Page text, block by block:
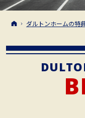
ホーム
ダルトンホームの特